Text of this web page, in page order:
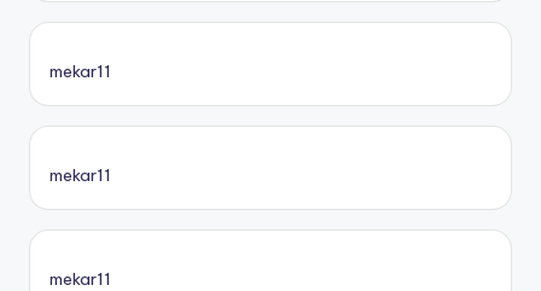
mekar11
mekar11
mekar11